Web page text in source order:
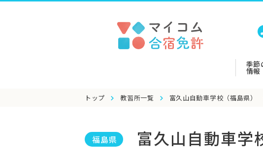
季節
情報
トップ 教習所一覧 富久山自動車学校（福島県）
福島県 富久山自動車学